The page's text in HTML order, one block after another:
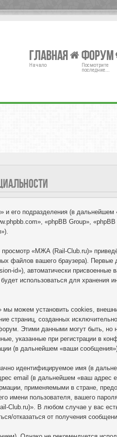
Главная
Начало
Форум
Посмотрите
последние...
и его подразделения (в
«phpBB Group»,
«МЖА (Rail-Club.ru)»
файлов вашего браузера).
id»), автоматически
использоваться для
можем установить cookies,
страниц, созданных
Этими данными могут быть,
указанные при регистрации в
(в дальнейшем «ваши
идентифицируемое имя (в
email (в дальнейшем «ваш
применяемыми в стране,
имени пользователя, вашего
Club.ru)». В любом случае у вас
отказаться от получения